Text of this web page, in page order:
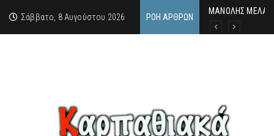
Σάββατο, 8 Αυγούστου 2026 ΡΟΉ ΆΡΘΡΩΝ
MΑΝΟΛΗΣ ΜΕΛΑΣ:
ΕΚΔΗΛΩΣΗ ΤΙΜΗΣ
Κάθε καλοκαίρι